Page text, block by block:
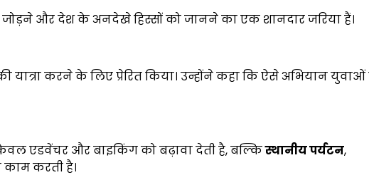
और देश के अनदेखे हिस्सों को जानने का एक शानदार जरिया हैं।
यात्रा करने के लिए प्रेरित किया। उन्होंने कहा कि ऐसे अभियान युवाओं
एडवेंचर और बाइकिंग को बढ़ावा देती है, बल्किस्थानीय पर्यटन,
करती है।